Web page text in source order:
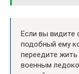
Если вы видите
подобный ему
переедите жить
военным